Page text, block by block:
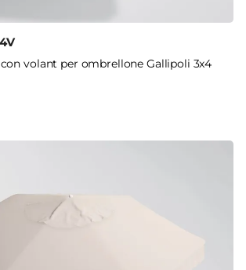
volant per ombrellone Gallipoli 3x4